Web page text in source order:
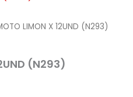
LIMON X 12UND (N293)
(N293)